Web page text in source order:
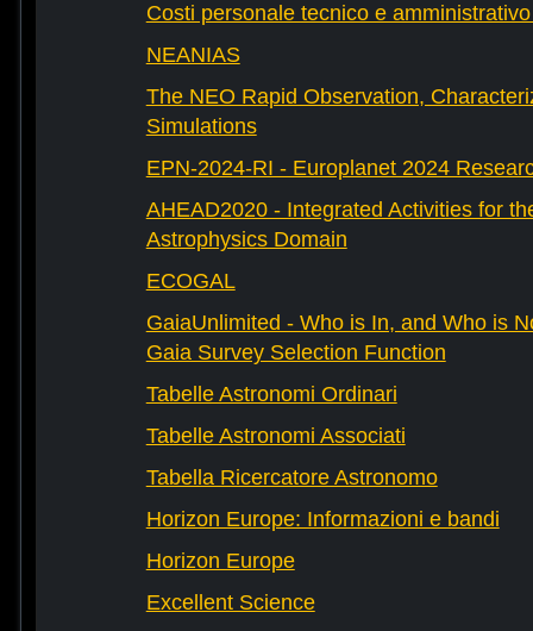
Costi personale tecnico e
NEANIAS
The NEO Rapid Observation,
Simulations
EPN-2024-RI - Europlanet 2024
AHEAD2020 - Integrated Activities for
Astrophysics Domain
ECOGAL
GaiaUnlimited - Who is In, and Who is
Gaia Survey Selection Function
Tabelle Astronomi Ordinari
Tabelle Astronomi Associati
Tabella Ricercatore Astronomo
Horizon Europe: Informazioni e bandi
Horizon Europe
Excellent Science